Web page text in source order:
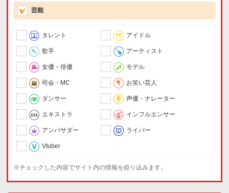
芸能
タレント アイドル
歌手 アーティスト
女優・俳優 モデル
司会・MC お笑い芸人
ダンサー 声優・ナレーター
エキストラ インフルエンサー
アンバサダー ライバー
Vtuber
※チェックした内容でサイト内の情報を絞り込みます。